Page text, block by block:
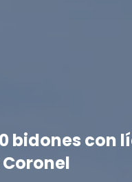
bidones con